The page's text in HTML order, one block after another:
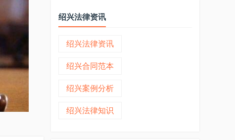
绍兴法律资讯
绍兴法律资讯
绍兴合同范本
绍兴案例分析
绍兴法律知识